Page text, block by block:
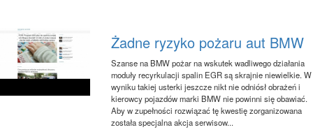
Żadne ryzyko pożaru aut BMW
Szanse na BMW pożar na wskutek wadliwego działania
moduły recyrkulacji spalin EGR są skrajnie niewielkie. W
wyniku takiej usterki jeszcze nikt nie odniósł obrażeń i
kierowcy pojazdów marki BMW nie powinni się obawiać.
Aby w zupełności rozwiązać tę kwestię zorganizowana
została specjalna akcja serwisow...